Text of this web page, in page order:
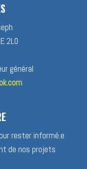
2L0
général
rester informé.e
de nos projets